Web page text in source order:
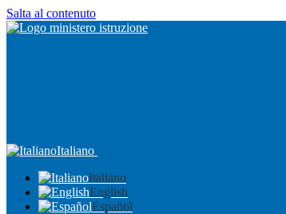
Salta al contenuto
Italiano
Italiano
English
Español